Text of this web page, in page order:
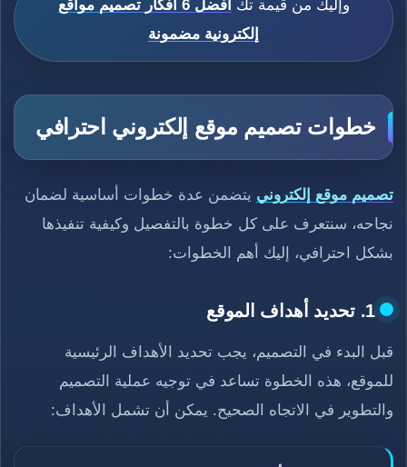
وإليك من قيمة تك
أفضل 6 أفكار تصميم مواقع
إلكترونية مضمونة
خطوات تصميم موقع إلكتروني احترافي
تصميم موقع إلكتروني يتضمن عدة خطوات أساسية لضمان
نجاحه، سنتعرف على كل خطوة بالتفصيل وكيفية تنفيذها
بشكل احترافي، إليك أهم الخطوات:
1. تحديد أهداف الموقع
قبل البدء في التصميم، يجب تحديد الأهداف الرئيسية
للموقع، هذه الخطوة تساعد في توجيه عملية التصميم
والتطوير في الاتجاه الصحيح. يمكن أن تشمل الأهداف: